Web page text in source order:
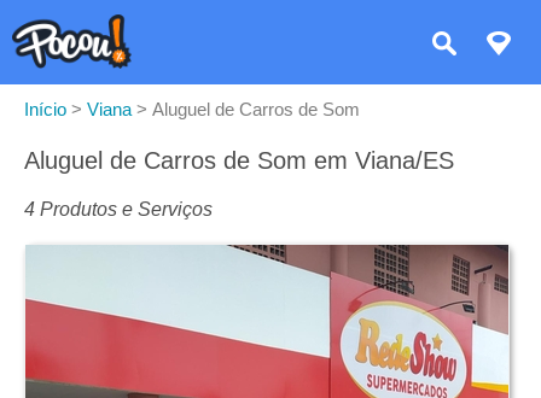
Início > Viana > Aluguel de Carros de Som
Aluguel de Carros de Som em Viana/ES
4 Produtos e Serviços